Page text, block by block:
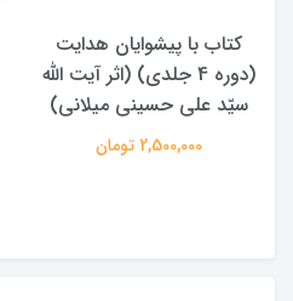
کتاب حدیث سده چهاردهم
دفتر هفتم اثر سید مجتبی
حسینی
250,000 تومان